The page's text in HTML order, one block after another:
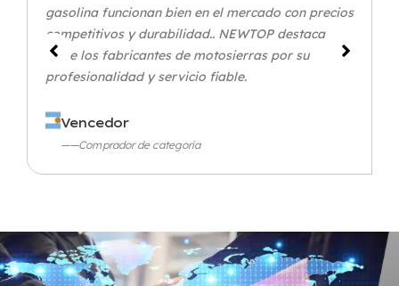
gasolina funcionan bien en el mercado con precios
competitivos y durabilidad.. NEWTOP destaca
entre los fabricantes de motosierras por su
profesionalidad y servicio fiable.
Vencedor
——Comprador de categoría